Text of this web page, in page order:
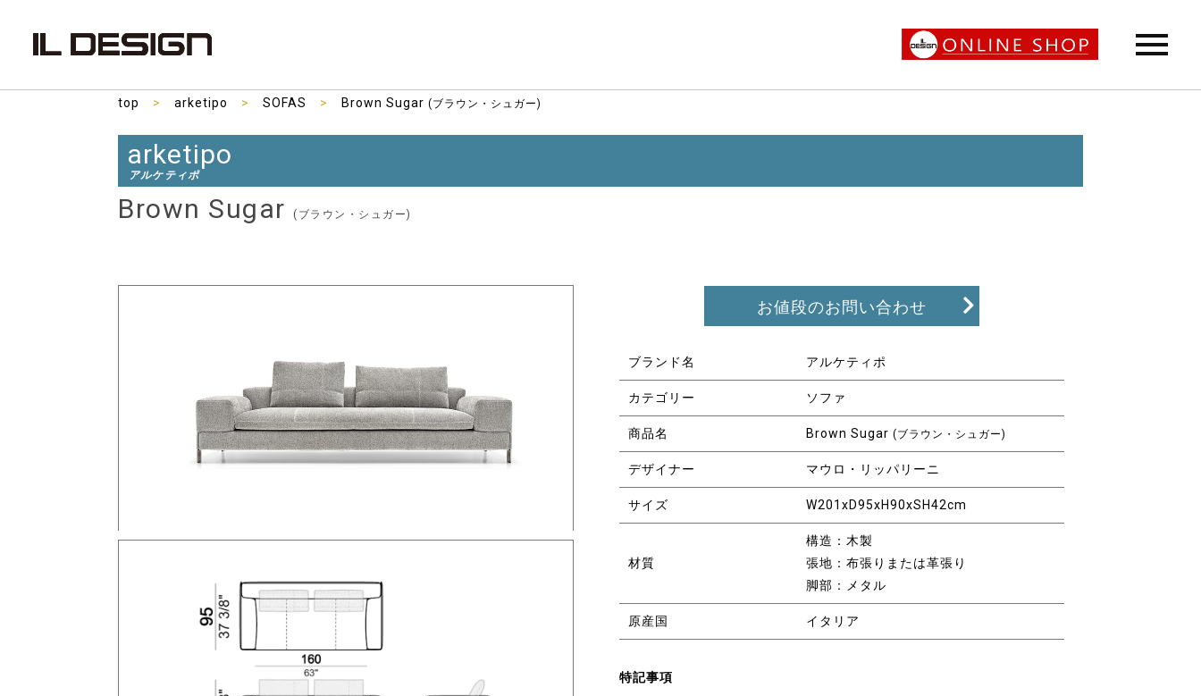
top > arketipo > SOFAS > Brown Sugar (ブラウン・シュガー)
arketipo
アルケティポ
Brown Sugar (ブラウン・シュガー)
お値段のお問い合わせ
ブランド名 アルケティポ
カテゴリー ソファ
商品名 Brown Sugar (ブラウン・シュガー)
デザイナー マウロ・リッパリーニ
サイズ W201xD95xH90xSH42cm
材質
構造：木製
張地：布張りまたは革張り
脚部：メタル
原産国 イタリア
特記事項